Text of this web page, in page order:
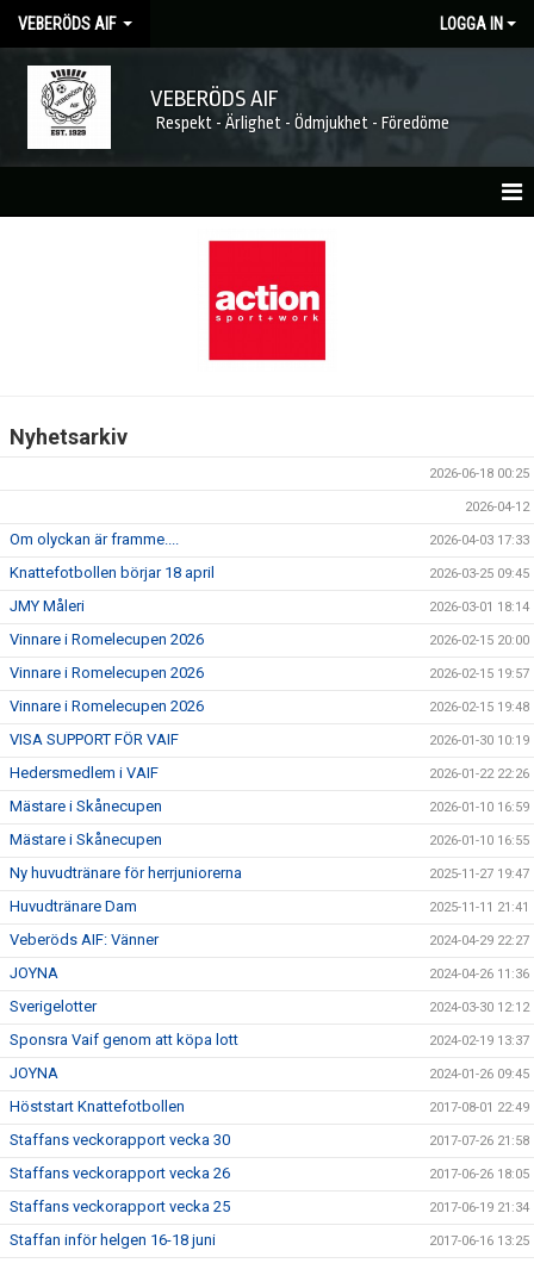
VEBERÖDS AIF LOGGA IN
VEBERÖDS AIF
Respekt - Ärlighet - Ödmjukhet - Föredöme
FÖRENINGEN
SPONSORER
EVENEMANG
HITTA HIT
Nyhetsarkiv
2026-06-18 00:25
2026-04-12
Om olyckan är framme.... 2026-04-03 17:33
Knattefotbollen börjar 18 april 2026-03-25 09:45
JMY Måleri 2026-03-01 18:14
Vinnare i Romelecupen 2026 2026-02-15 20:00
Vinnare i Romelecupen 2026 2026-02-15 19:57
Vinnare i Romelecupen 2026 2026-02-15 19:48
VISA SUPPORT FÖR VAIF 2026-01-30 10:19
Hedersmedlem i VAIF 2026-01-22 22:26
Mästare i Skånecupen 2026-01-10 16:59
Mästare i Skånecupen 2026-01-10 16:55
Ny huvudtränare för herrjuniorerna 2025-11-27 19:47
Huvudtränare Dam 2025-11-11 21:41
Veberöds AIF: Vänner 2024-04-29 22:27
JOYNA 2024-04-26 11:36
Sverigelotter 2024-03-30 12:12
Sponsra Vaif genom att köpa lott 2024-02-19 13:37
JOYNA 2024-01-26 09:45
Höststart Knattefotbollen 2017-08-01 22:49
Staffans veckorapport vecka 30 2017-07-26 21:58
Staffans veckorapport vecka 26 2017-06-26 18:05
Staffans veckorapport vecka 25 2017-06-19 21:34
Staffan inför helgen 16-18 juni 2017-06-16 13:25